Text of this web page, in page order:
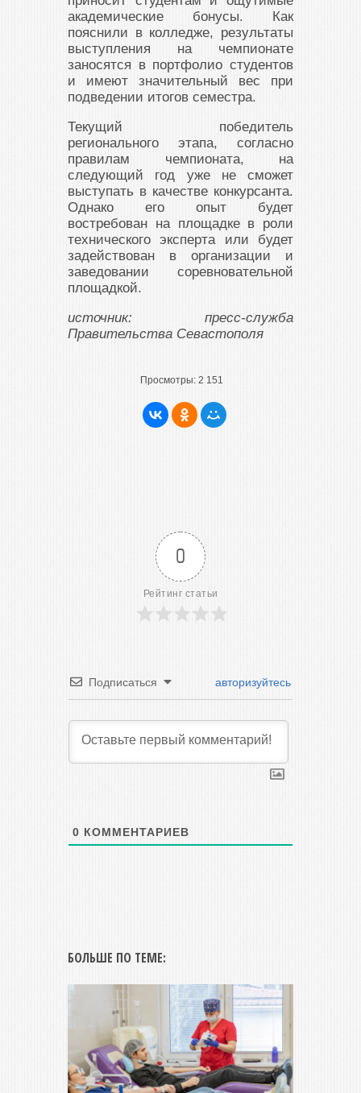
академические бонусы. Как
пояснили в колледже, результаты
выступления на чемпионате
заносятся в портфолио студентов
и имеют значительный вес при
подведении итогов семестра.
Текущий победитель
регионального этапа, согласно
правилам чемпионата, на
следующий год уже не сможет
выступать в качестве конкурсанта.
Однако его опыт будет
востребован на площадке в роли
технического эксперта или будет
задействован в организации и
заведовании соревновательной
площадкой.
источник: пресс-служба
Правительства Севастополя
Просмотры: 2 151
0
Рейтинг статьи
Подписаться авторизуйтесь
0 КОММЕНТАРИЕВ
БОЛЬШЕ ПО ТЕМЕ: